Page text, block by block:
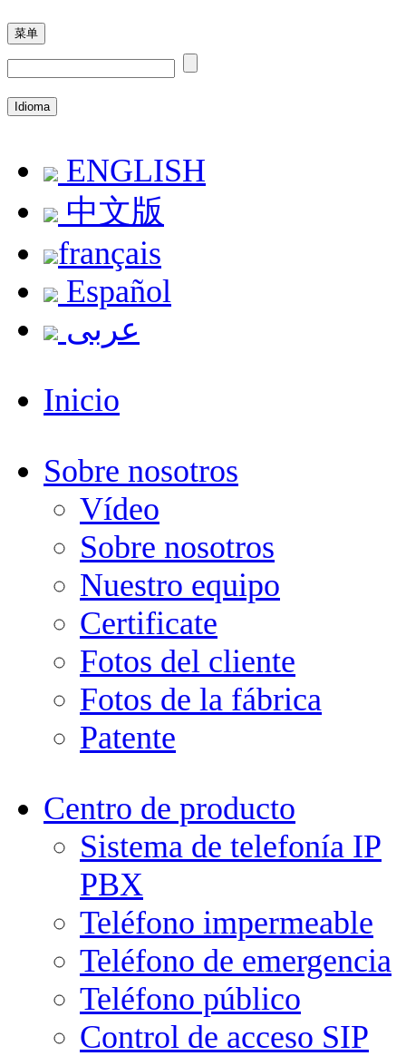
菜单
Idioma
ENGLISH
中文版
français
Español
عربى
Inicio
Sobre nosotros
Vídeo
Sobre nosotros
Nuestro equipo
Certificate
Fotos del cliente
Fotos de la fábrica
Patente
Centro de producto
Sistema de telefonía IP
PBX
Teléfono impermeable
Teléfono de emergencia
Teléfono público
Control de acceso SIP